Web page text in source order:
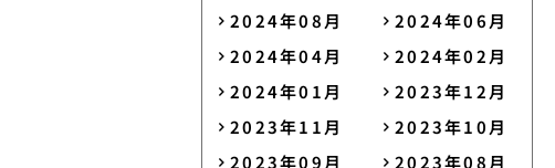
2024年08月
2024年06月
2024年04月
2024年02月
2024年01月
2023年12月
2023年11月
2023年10月
2023年09月
2023年08月